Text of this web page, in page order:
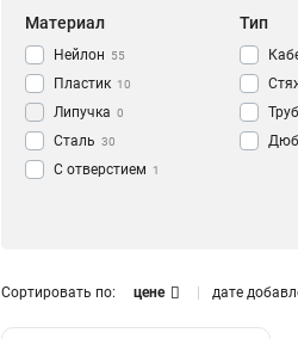
Материал
Нейлон 55
Пластик 10
Липучка 0
Сталь 30
С отверстием 1
Тип
Сортировать по: цене дате